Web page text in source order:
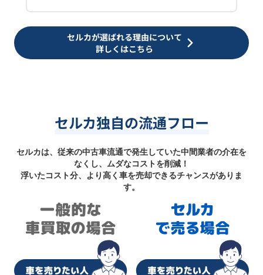
セルカが選ばれる理由について
詳しくはこちら
セルカ独自の流通フロー
セルカは、従来の中古車流通で発生していた中間業者の介在を
なくし、ムダなコストを削減！
浮いたコスト分、より高く車を売却できるチャンスがありま
す。